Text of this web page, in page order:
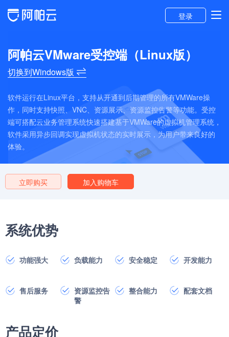
登录
阿帕云VMware受控端（Linux版）
切换到Windows版
软件运行在Linux平台，支持从开通到后期管理的所有VMWare操
作，同时支持快照、VNC、资源展示、资源监控告警等功能。受控
端可搭配云业务管理系统快速搭建基于VMWare的虚拟机管理系统，
软件采用异步回调实现虚拟机状态的实时展示，为用户带来良好的
体验。
立即购买 加入购物车
系统优势
功能强大 负载能力 安全稳定 开发能力
售后服务
资源监控告
警
整合能力 配套文档
产品定价